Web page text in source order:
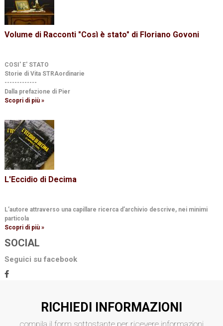
Volume di Racconti "Così è stato" di Floriano Govoni
COSI' E' STATO
Storie di Vita STRAordinarie
-------------
Dalla prefazione di Pier
Scopri di più »
L'Eccidio di Decima
L’autore attraverso una capillare ricerca d’archivio descrive, nei minimi
particola
Scopri di più »
SOCIAL
Seguici su facebook
RICHIEDI INFORMAZIONI